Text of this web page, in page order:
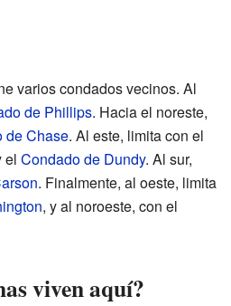
varios condados vecinos. Al
de Phillips. Hacia el noreste,
de Chase. Al este, limita con el
el Condado de Dundy. Al sur,
. Finalmente, al oeste, limita
, y al noroeste, con el
viven aquí?